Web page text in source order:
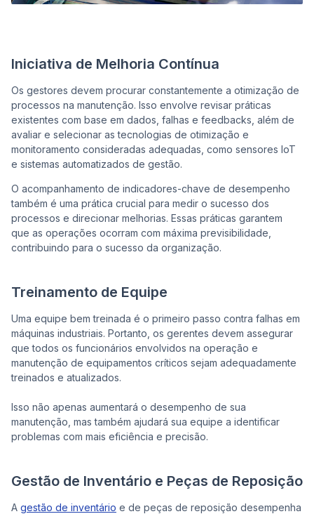
Iniciativa de Melhoria Contínua
Os gestores devem procurar constantemente a otimização de
processos na manutenção. Isso envolve revisar práticas
existentes com base em dados, falhas e feedbacks, além de
avaliar e selecionar as tecnologias de otimização e
monitoramento consideradas adequadas, como sensores IoT
e sistemas automatizados de gestão.
O acompanhamento de indicadores-chave de desempenho
também é uma prática crucial para medir o sucesso dos
processos e direcionar melhorias. Essas práticas garantem
que as operações ocorram com máxima previsibilidade,
contribuindo para o sucesso da organização.
Treinamento de Equipe
Uma equipe bem treinada é o primeiro passo contra falhas em
máquinas industriais. Portanto, os gerentes devem assegurar
que todos os funcionários envolvidos na operação e
manutenção de equipamentos críticos sejam adequadamente
treinados e atualizados.
Isso não apenas aumentará o desempenho de sua
manutenção, mas também ajudará sua equipe a identificar
problemas com mais eficiência e precisão.
Gestão de Inventário e Peças de Reposição
A gestão de inventário e de peças de reposição desempenha